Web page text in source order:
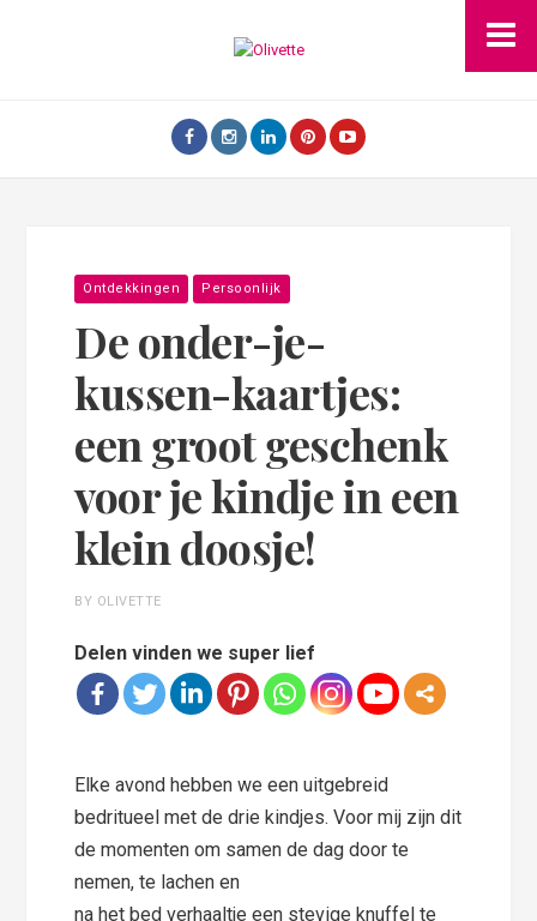
Ontdekkingen Persoonlijk
De onder-je-
kussen-kaartjes:
een groot geschenk
voor je kindje in een
klein doosje!
BY OLIVETTE
Delen vinden we super lief
Elke avond hebben we een uitgebreid
bedritueel met de drie kindjes. Voor mij zijn dit
de momenten om samen de dag door te
nemen, te lachen en
na het bed verhaaltje een stevige knuffel te